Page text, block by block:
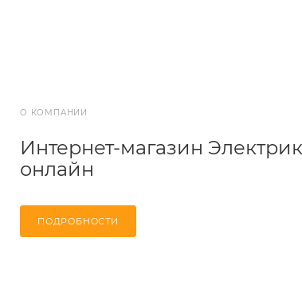
О КОМПАНИИ
Интернет-магазин
онлайн
ПОДРОБНОСТИ